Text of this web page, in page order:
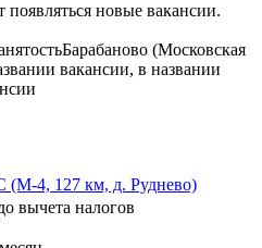
новые вакансии.
Барабаново (Московская
вакансии, в названии
(М-4, 127 км, д. Руднево)
вычета налогов